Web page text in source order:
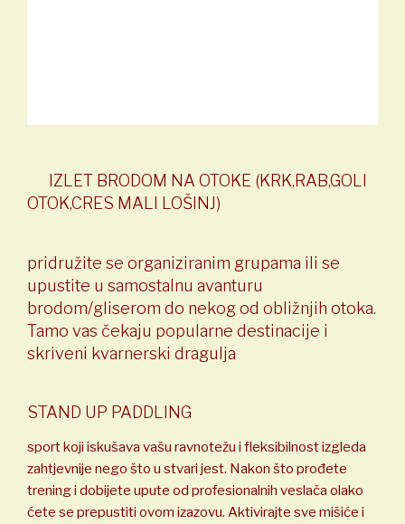
IZLET BRODOM NA OTOKE (KRK,RAB,GOLI
OTOK,CRES MALI LOŠINJ)
pridružite se organiziranim grupama ili se
upustite u samostalnu avanturu
brodom/gliserom do nekog od obližnjih otoka.
Tamo vas čekaju popularne destinacije i
skriveni kvarnerski dragulja
STAND UP PADDLING
sport koji iskušava vašu ravnotežu i fleksibilnost izgleda
zahtjevnije nego što u stvari jest. Nakon što prođete
trening i dobijete upute od profesionalnih veslača olako
ćete se prepustiti ovom izazovu. Aktivirajte sve mišiće i